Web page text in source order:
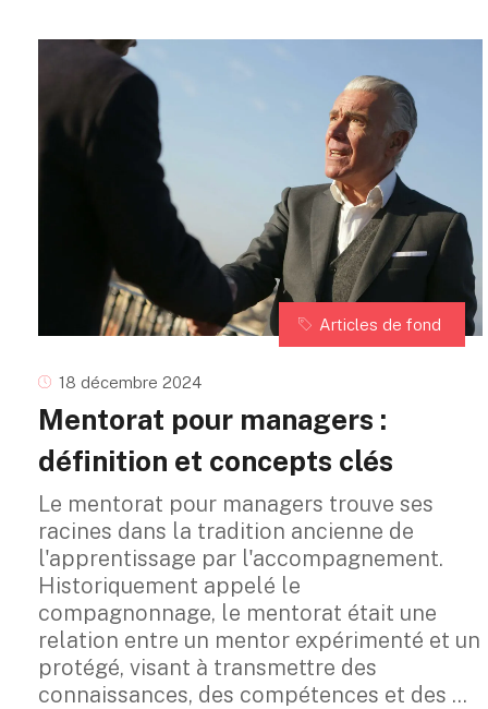
Articles de fond
18 décembre 2024
Mentorat pour managers :
définition et concepts clés
Le mentorat pour managers trouve ses
racines dans la tradition ancienne de
l'apprentissage par l'accompagnement.
Historiquement appelé le
compagnonnage, le mentorat était une
relation entre un mentor expérimenté et un
protégé, visant à transmettre des
connaissances, des compétences et des